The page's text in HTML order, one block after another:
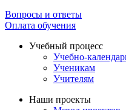
Вопросы и ответы
Оплата обучения
Учебный процесс
Учебно-
Ученикам
Учителям
Наши проекты